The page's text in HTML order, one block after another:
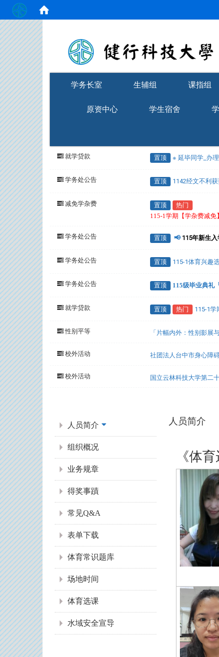
学务长室 生辅组 课指组
原资中心 学生宿舍
就学贷款 置顶 ※ 延毕同学_办
学务处公告 置顶 1142经文不利
减免学杂费 置顶
热门
115-1学期【学杂费减
学务处公告 置顶 📢115年新生入
学务处公告 置顶 115-1体育兴趣
学务处公告 置顶 115级毕业典礼
就学贷款 置顶 热门 115-1
性别平等 「片幅内外：性别影展
校外活动 社团法人台中市身心障
校外活动 国立云林科技大学第二
人员简介
组织概况
业务规章
得奖事蹟
常见Q&A
表单下载
体育常识题库
场地时间
体育选课
水域安全宣导
人员简介
《体